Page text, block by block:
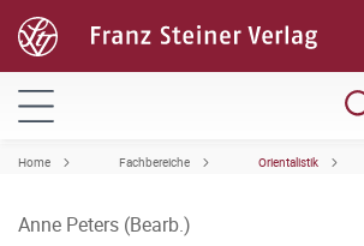
Home Fachbereiche Orientalistik
Anne Peters (Bearb.)